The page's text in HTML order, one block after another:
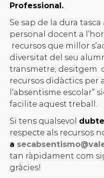
Professional.
Se sap de la dura tasca
personal docent a
recursos que millor
diversitat del seu
transmetre; desitgem
recursos didàctics per
l’absentisme escolar”
facilite aquest treball.
Si tens qualsevol
respecte als recursos
a
tan ràpidament com
gràcies!